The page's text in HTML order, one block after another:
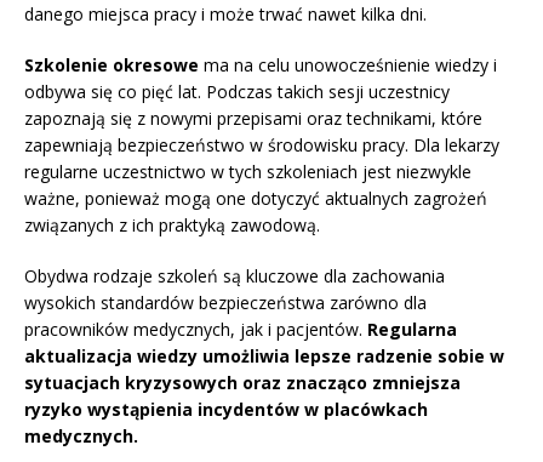
danego miejsca pracy i może trwać nawet kilka dni.
Szkolenie okresowe ma na celu unowocześnienie wiedzy i
odbywa się co pięć lat. Podczas takich sesji uczestnicy
zapoznają się z nowymi przepisami oraz technikami, które
zapewniają bezpieczeństwo w środowisku pracy. Dla lekarzy
regularne uczestnictwo w tych szkoleniach jest niezwykle
ważne, ponieważ mogą one dotyczyć aktualnych zagrożeń
związanych z ich praktyką zawodową.
Obydwa rodzaje szkoleń są kluczowe dla zachowania
wysokich standardów bezpieczeństwa zarówno dla
pracowników medycznych, jak i pacjentów. Regularna
aktualizacja wiedzy umożliwia lepsze radzenie sobie w
sytuacjach kryzysowych oraz znacząco zmniejsza
ryzyko wystąpienia incydentów w placówkach
medycznych.